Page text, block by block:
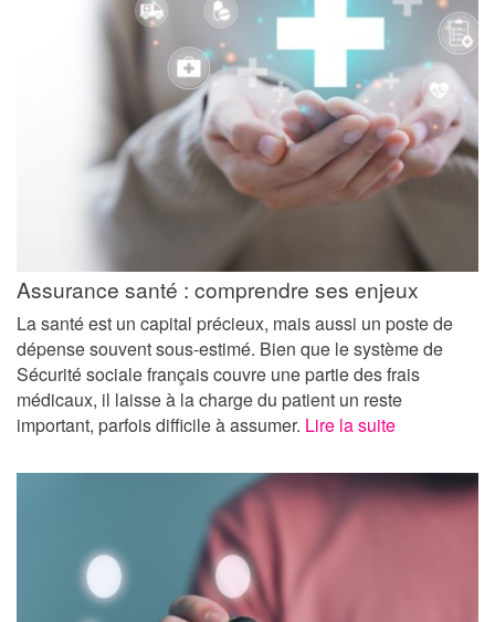
Assurance santé : comprendre ses enjeux
La santé est un capital précieux, mais aussi un poste de
dépense souvent sous-estimé. Bien que le système de
Sécurité sociale français couvre une partie des frais
médicaux, il laisse à la charge du patient un reste
important, parfois difficile à assumer. Lire la suite